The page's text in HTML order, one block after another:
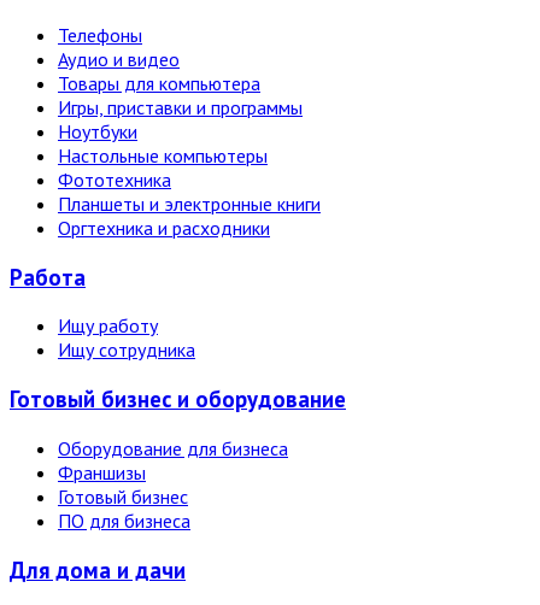
Телефоны
Аудио и видео
Товары для компьютера
Игры, приставки и программы
Ноутбуки
Настольные компьютеры
Фототехника
Планшеты и электронные книги
Оргтехника и расходники
Работа
Ищу работу
Ищу сотрудника
Готовый бизнес и оборудование
Оборудование для бизнеса
Франшизы
Готовый бизнес
ПО для бизнеса
Для дома и дачи